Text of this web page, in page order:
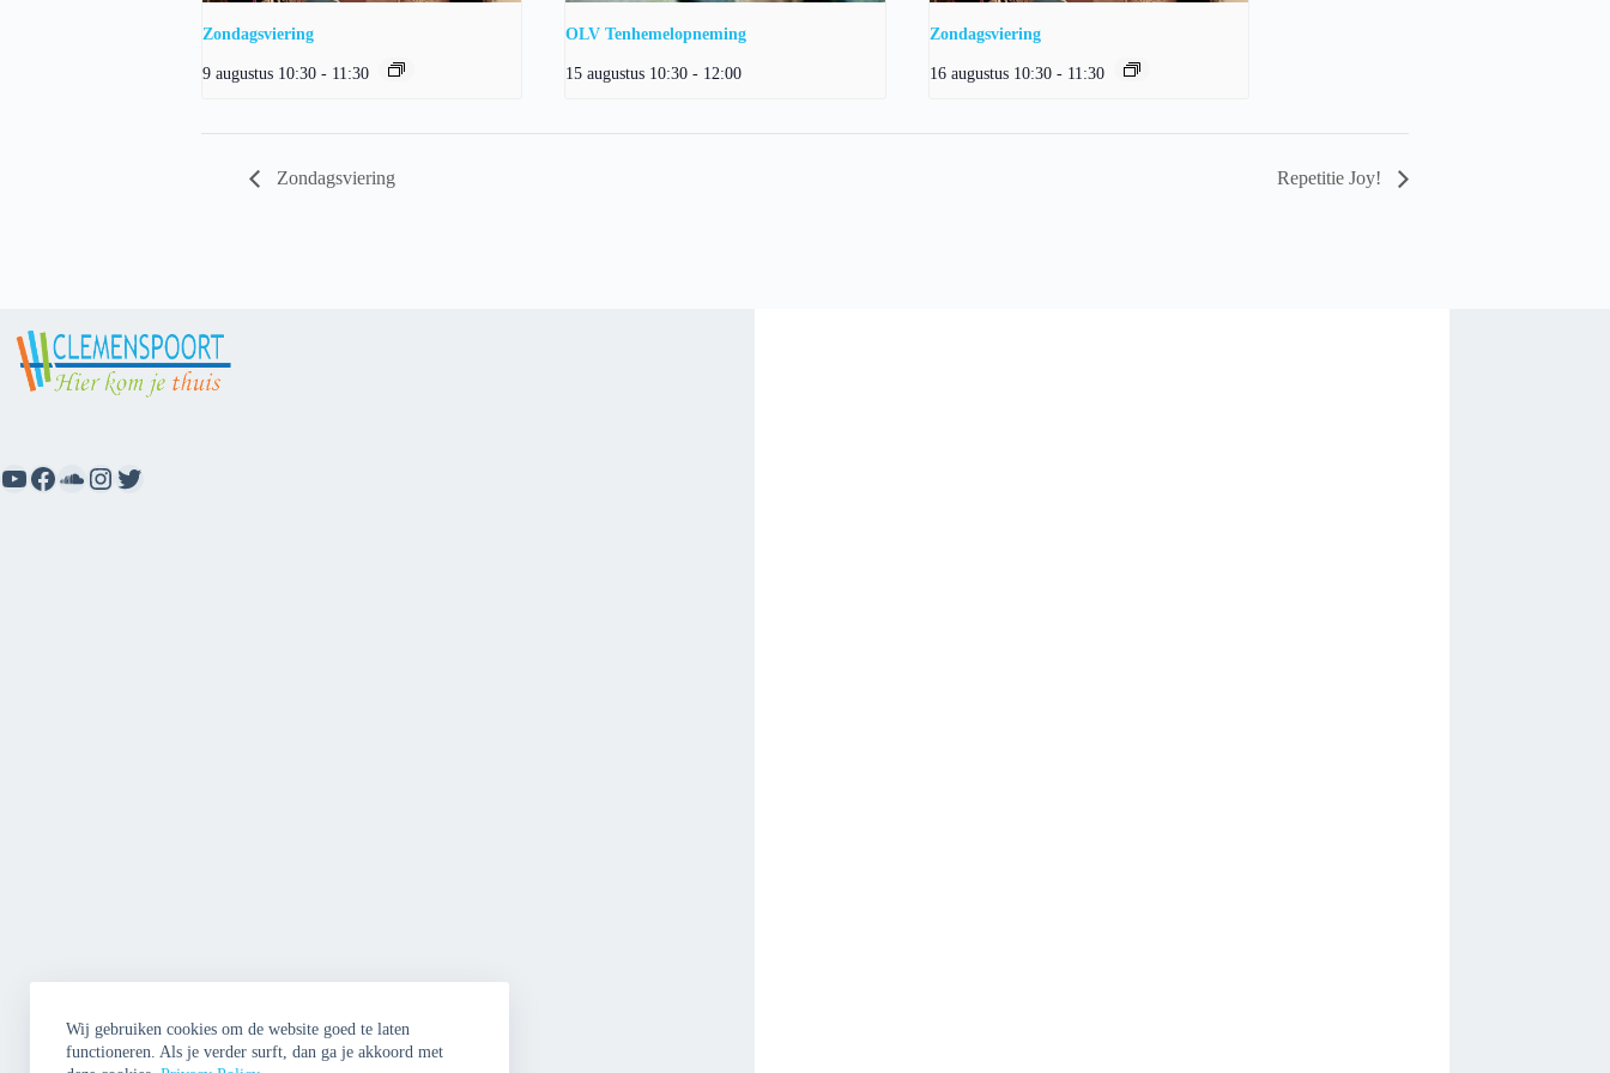
Wij gebruiken cookies om de website goed te laten
functioneren. Als je verder surft, dan ga je akkoord met
Zondagsviering
9 augustus 10:30 - 11:30
OLV Tenhemelopneming
15 augustus 10:30 - 12:00
Zondagsviering
16 augustus 10:30 - 11:30
Zondagsviering Repetitie Joy!
YouTube
Facebook
SoundCloud
Instagram
Twitter